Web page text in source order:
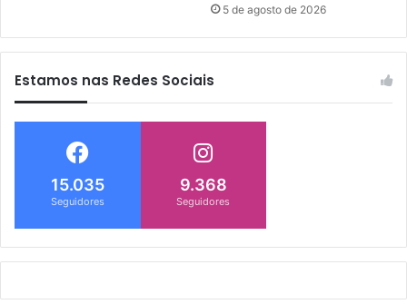
5 de agosto de 2026
Estamos nas Redes Sociais
15.035
Seguidores
9.368
Seguidores